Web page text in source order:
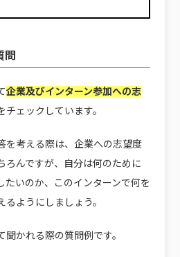
問
企業及びインターン参加への志
チェックしています。
を考える際は、企業への志望度
ろんですが、自分は何のために
たいのか、このインターンで何を
ようにしましょう。
かれる際の質問例です。